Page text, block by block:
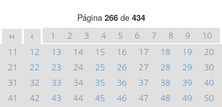
Página 266de 434
<< < 1 2 3 4 5 6 7 8 9
10
11
12 13 14 15 16 17 18 19
20
21
22 23 24 25 26 27 28 29
30
31
32 33 34 35 36 37 38 39
40
41
42 43 44 45 46 47 48 49
50